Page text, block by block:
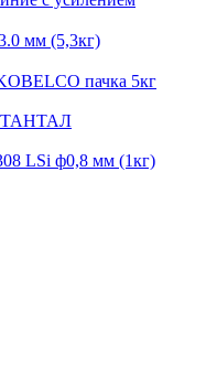
мм (5,3кг)
пачка 5кг
ТАНТАЛ
LSi ф0,8 мм (1кг)